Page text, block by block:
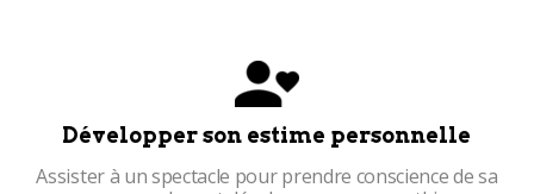
Développer son estime personnelle
Assister à un spectacle pour prendre conscience de sa